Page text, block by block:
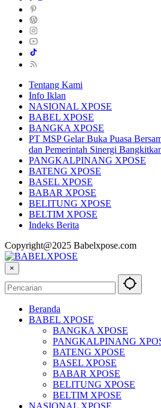
Tentang Kami
Info Iklan
NASIONAL XPOSE
BABEL XPOSE
BANGKA XPOSE
PT MSP Gelar Buka Puasa
dan Pemerintah Sinergi
PANGKALPINANG XPOSE
BATENG XPOSE
BASEL XPOSE
BABAR XPOSE
BELITUNG XPOSE
BELTIM XPOSE
Indeks Berita
Copyright@2025 Babelxpose.com
×
Beranda
BABEL XPOSE
BANGKA XPOSE
PANGKALPINANG
BATENG XPOSE
BASEL XPOSE
BABAR XPOSE
BELITUNG XPOSE
BELTIM XPOSE